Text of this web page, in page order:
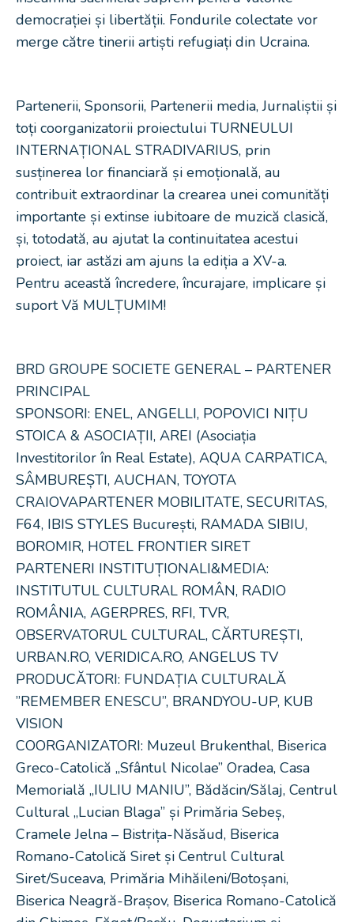
democrației și libertății. Fondurile colectate vor
merge către tinerii artiști refugiați din Ucraina.
Partenerii, Sponsorii, Partenerii media, Jurnaliștii și
toți coorganizatorii proiectului TURNEULUI
INTERNAȚIONAL STRADIVARIUS, prin
susținerea lor financiară și emoțională, au
contribuit extraordinar la crearea unei comunități
importante și extinse iubitoare de muzică clasică,
și, totodată, au ajutat la continuitatea acestui
proiect, iar astăzi am ajuns la ediția a XV-a.
Pentru această încredere, încurajare, implicare și
suport Vă MULȚUMIM!
BRD GROUPE SOCIETE GENERAL – PARTENER
PRINCIPAL
SPONSORI: ENEL, ANGELLI, POPOVICI NIȚU
STOICA & ASOCIAȚII, AREI (Asociația
Investitorilor în Real Estate), AQUA CARPATICA,
SÂMBUREȘTI, AUCHAN, TOYOTA
CRAIOVAPARTENER MOBILITATE, SECURITAS,
F64, IBIS STYLES București, RAMADA SIBIU,
BOROMIR, HOTEL FRONTIER SIRET
PARTENERI INSTITUȚIONALI&MEDIA:
INSTITUTUL CULTURAL ROMÂN, RADIO
ROMÂNIA, AGERPRES, RFI, TVR,
OBSERVATORUL CULTURAL, CĂRTUREȘTI,
URBAN.RO, VERIDICA.RO, ANGELUS TV
PRODUCĂTORI: FUNDAȚIA CULTURALĂ
”REMEMBER ENESCU”, BRANDYOU-UP, KUB
VISION
COORGANIZATORI: Muzeul Brukenthal, Biserica
Greco-Catolică „Sfântul Nicolae” Oradea, Casa
Memorială „IULIU MANIU”, Bădăcin/Sălaj, Centrul
Cultural „Lucian Blaga” și Primăria Sebeș,
Cramele Jelna – Bistrița-Năsăud, Biserica
Romano-Catolică Siret și Centrul Cultural
Siret/Suceava, Primăria Mihăileni/Botoșani,
Biserica Neagră-Brașov, Biserica Romano-Catolică